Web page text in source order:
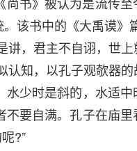
该书中的《大禹谟》
讲，君主不自诩，世
认知，以孔子观欹器
少时是斜的，水适中
要自满。孔子在庙里
?”